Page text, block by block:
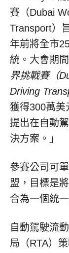
賽（Dubai
Transport）
年前將全市
統。大會期
界挑戰賽（
Driving
獲得300萬美
提出在自動
決方案。」
參賽公司可
盟，目標是
合為一個統
自動駕駛流
局（RTA）